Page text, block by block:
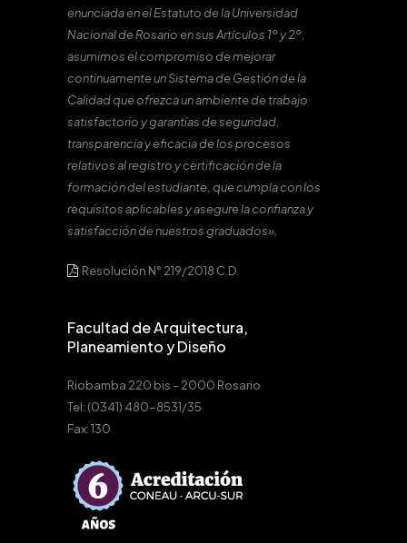
enunciada en el Estatuto de la Universidad
Nacional de Rosario en sus Artículos 1º y 2º,
asumimos el compromiso de mejorar
continuamente un Sistema de Gestión de la
Calidad que ofrezca un ambiente de trabajo
satisfactorio y garantías de seguridad,
transparencia y eficacia de los procesos
relativos al registro y certificación de la
formación del estudiante, que cumpla con los
requisitos aplicables y asegure la confianza y
satisfacción de nuestros graduados».
Resolución N° 219/2018 C.D.
Facultad de Arquitectura,
Planeamiento y Diseño
Riobamba 220 bis – 2000 Rosario
Tel: (0341) 480-8531/35
Fax: 130